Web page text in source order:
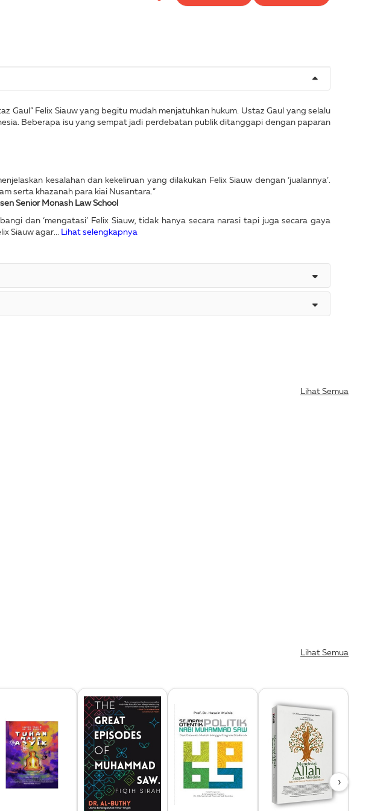
Gaul” Felix Siauw yang begitu mudah menjatuhkan hukum. Ustaz Gaul yang selalu
Beberapa isu yang sempat jadi perdebatan publik ditanggapi dengan paparan
kesalahan dan kekeliruan yang dilakukan Felix Siauw dengan ‘jualannya’.
serta khazanah para kiai Nusantara.”
Senior Monash Law School
dan ‘mengatasi’ Felix Siauw, tidak hanya secara narasi tapi juga secara gaya
Siauw agar... Lihat selengkapnya
Lihat Semua
Lihat Semua
›